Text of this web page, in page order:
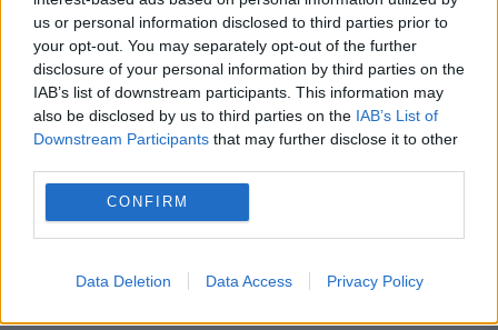
us or personal information disclosed to third parties prior to
your opt-out. You may separately opt-out of the further
disclosure of your personal information by third parties on the
IAB’s list of downstream participants. This information may
also be disclosed by us to third parties on the IAB’s List of
Downstream Participants that may further disclose it to other
CONFIRM
Data Deletion Data Access Privacy Policy